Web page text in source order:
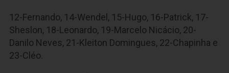
12-Fernando, 14-Wendel, 15-Hugo, 16-Patrick, 17-
Sheslon, 18-Leonardo, 19-Marcelo Nicácio, 20-
Danilo Neves, 21-Kleiton Domingues, 22-Chapinha e
23-Cléo.